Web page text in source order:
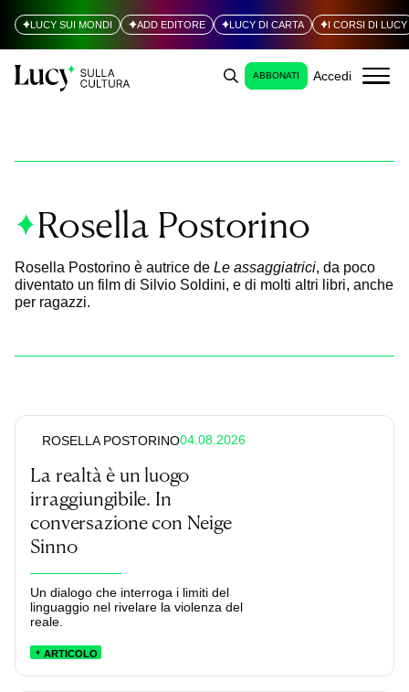
LUCY SUI MONDI ADD EDITORE LUCY DI CARTA I CORSI DI LUCY
ABBONATI Accedi
Rosella Postorino
Rosella Postorino è autrice deLe assaggiatrici, da poco
diventato un film di Silvio Soldini, e di molti altri libri, anche
per ragazzi.
ROSELLA POSTORINO04.08.2026
La realtà è un luogo
irraggiungibile. In
conversazione con Neige
Sinno
Un dialogo che interroga i limiti del
linguaggio nel rivelare la violenza del
reale.
ARTICOLO